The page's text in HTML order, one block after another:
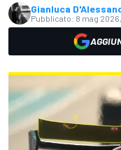
Gianluca
Pubblicato: 8 mag